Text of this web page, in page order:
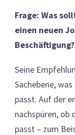
Frage: Was
einen neuen
Beschäftigung?
Seine
Sachebene,
passt. Auf der
nachspüren, ob
passt – zum